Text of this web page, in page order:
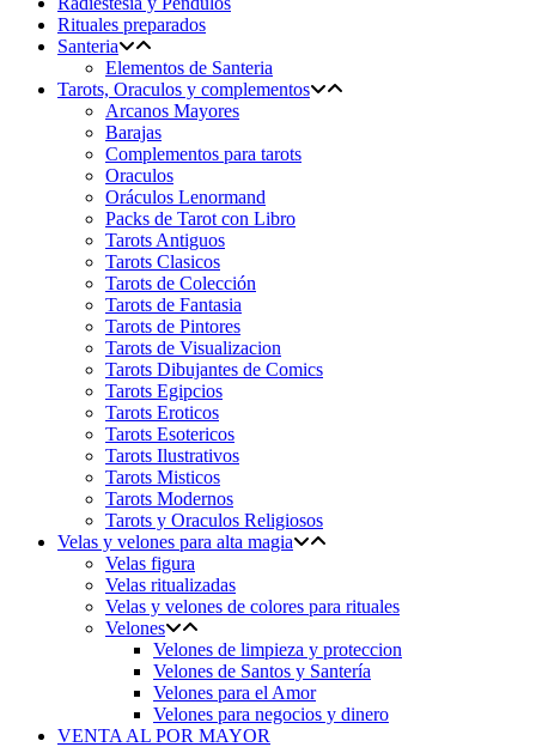
Rituales preparados
Santeria
Elementos de Santeria
Tarots, Oraculos y complementos
Arcanos Mayores
Barajas
Complementos para tarots
Oraculos
Oráculos Lenormand
Packs de Tarot con Libro
Tarots Antiguos
Tarots Clasicos
Tarots de Colección
Tarots de Fantasia
Tarots de Pintores
Tarots de Visualizacion
Tarots Dibujantes de Comics
Tarots Egipcios
Tarots Eroticos
Tarots Esotericos
Tarots Ilustrativos
Tarots Misticos
Tarots Modernos
Tarots y Oraculos Religiosos
Velas y velones para alta magia
Velas figura
Velas ritualizadas
Velas y velones de colores para rituales
Velones
Velones de limpieza y proteccion
Velones de Santos y Santería
Velones para el Amor
Velones para negocios y dinero
VENTA AL POR MAYOR